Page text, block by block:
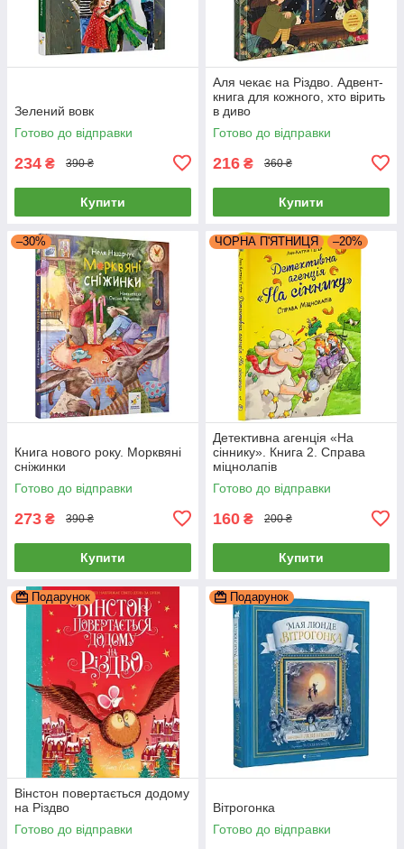
Зелений вовк
Готово до відправки
234 ₴ 390 ₴
Купити
Аля чекає на Різдво. Адвент-
книга для кожного, хто вірить
в диво
Готово до відправки
216 ₴ 360 ₴
Купити
–30%
Книга нового року. Морквяні
сніжинки
Готово до відправки
273 ₴ 390 ₴
Купити
ЧОРНА П'ЯТНИЦЯ –20%
Детективна агенція «На
сіннику». Книга 2. Справа
міцнолапів
Готово до відправки
160 ₴ 200 ₴
Купити
Подарунок
Вінстон повертається додому
на Різдво
Готово до відправки
Подарунок
Вітрогонка
Готово до відправки